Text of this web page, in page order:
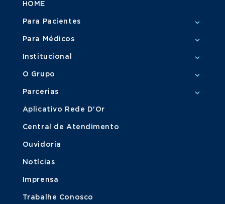
HOME
Para Pacientes
Para Médicos
Institucional
O Grupo
Parcerias
Aplicativo Rede D'Or
Central de Atendimento
Ouvidoria
Notícias
Imprensa
Trabalhe Conosco